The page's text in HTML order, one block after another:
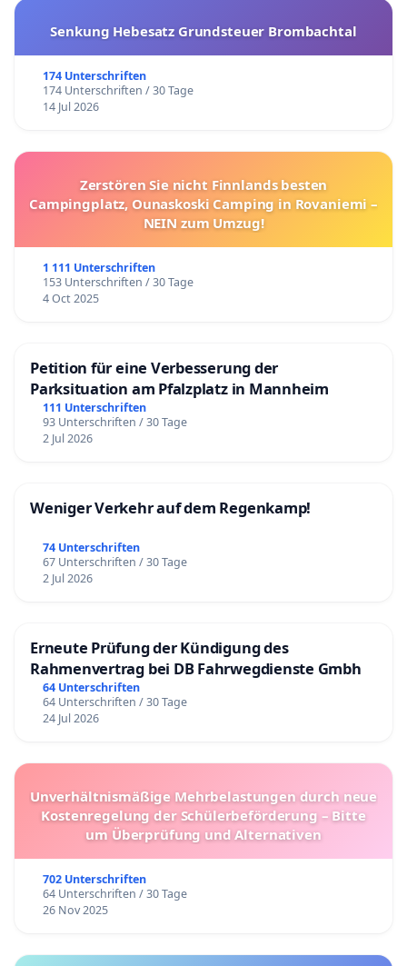
Senkung Hebesatz Grundsteuer Brombachtal
174 Unterschriften
174 Unterschriften / 30 Tage
14 Jul 2026
Zerstören Sie nicht Finnlands besten
Campingplatz, Ounaskoski Camping in Rovaniemi –
NEIN zum Umzug!
1 111 Unterschriften
153 Unterschriften / 30 Tage
4 Oct 2025
Petition für eine Verbesserung der
Parksituation am Pfalzplatz in Mannheim
111 Unterschriften
93 Unterschriften / 30 Tage
2 Jul 2026
Weniger Verkehr auf dem Regenkamp!
74 Unterschriften
67 Unterschriften / 30 Tage
2 Jul 2026
Erneute Prüfung der Kündigung des
Rahmenvertrag bei DB Fahrwegdienste Gmbh
64 Unterschriften
64 Unterschriften / 30 Tage
24 Jul 2026
Unverhältnismäßige Mehrbelastungen durch neue
Kostenregelung der Schülerbeförderung – Bitte
um Überprüfung und Alternativen
702 Unterschriften
64 Unterschriften / 30 Tage
26 Nov 2025